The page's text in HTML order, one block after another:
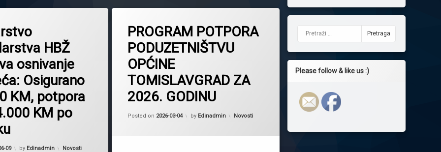
HBŽ
osnivanje
Osigurano
KM, potpora
KM po
09 by Edinadmin Kategorije:
Novosti
PROGRAM POTPORA
PODUZETNIŠTVU
OPĆINE
TOMISLAVGRAD ZA
2026. GODINU
Posted on 2026-03-04 by Edinadmin Kategorije:
Novosti
podrškapreduzetništvu
podrškaženskompreduzetništvu
Tomislavgrad
Please follow & like us :)